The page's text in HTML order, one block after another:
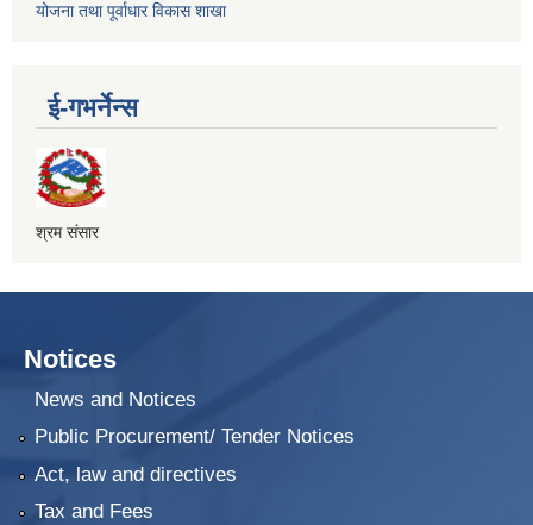
योजना तथा पूर्वाधार विकास शाखा
ई-गभर्नेन्स
श्रम संसार
Notices
News and Notices
Public Procurement/ Tender Notices
Act, law and directives
Tax and Fees